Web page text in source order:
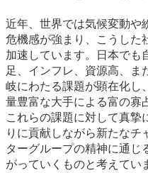
近年、世界では気候変動や
危機感が強まり、こうした
加速しています。日本でも
足、インフレ、資源高、ま
岐にわたる課題が顕在化し
量豊富な大手による富の寡
これらの課題に対して真摯
りに貢献しながら新たなチ
ターグループの精神に通じ
がっていくものと考えてい